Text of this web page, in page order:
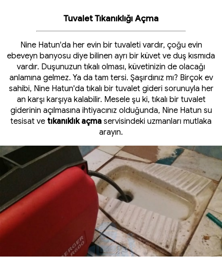
Tuvalet Tıkanıklığı Açma
Nine Hatun'da her evin bir tuvaleti vardır, çoğu evin
ebeveyn banyosu diye bilinen ayrı bir küvet ve duş kısmıda
vardır. Duşunuzun tıkalı olması, küvetinizin de olacağı
anlamına gelmez. Ya da tam tersi. Şaşırdınız mı? Birçok ev
sahibi, Nine Hatun'da tıkalı bir tuvalet gideri sorunuyla her
an karşı karşıya kalabilir. Mesele şu ki, tıkalı bir tuvalet
giderinin açılmasına ihtiyacınız olduğunda, Nine Hatun su
tesisat ve tıkanıklık açma servisindeki uzmanları mutlaka
arayın.